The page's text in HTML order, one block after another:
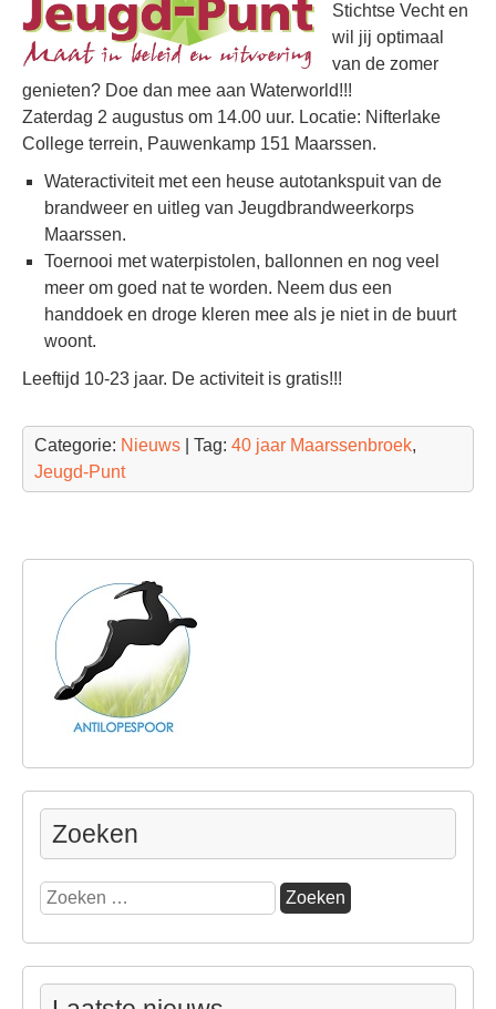
Stichtse Vecht en
wil jij optimaal
van de zomer
genieten? Doe dan mee aan Waterworld!!!
Zaterdag 2 augustus om 14.00 uur. Locatie: Nifterlake
College terrein, Pauwenkamp 151 Maarssen.
Wateractiviteit met een heuse autotankspuit van de
brandweer en uitleg van Jeugdbrandweerkorps
Maarssen.
Toernooi met waterpistolen, ballonnen en nog veel
meer om goed nat te worden. Neem dus een
handdoek en droge kleren mee als je niet in de buurt
woont.
Leeftijd 10-23 jaar. De activiteit is gratis!!!
Categorie: Nieuws | Tag: 40 jaar Maarssenbroek,
Jeugd-Punt
Zoeken
Zoeken
naar: